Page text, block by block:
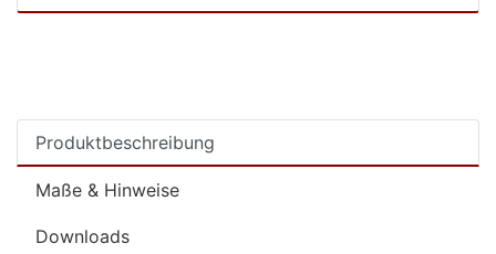
Produktbeschreibung
Maße & Hinweise
Downloads